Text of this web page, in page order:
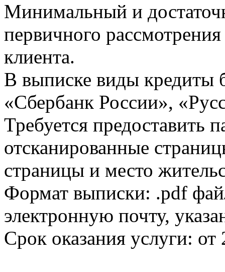
Минимальный и
первичного
клиента.
В выписке виды кредиты
«Сбербанк России»,
Требуется предоставить
отсканированные
страницы и место
Формат выписки: .pdf
электронную почту,
Срок оказания услуги: от